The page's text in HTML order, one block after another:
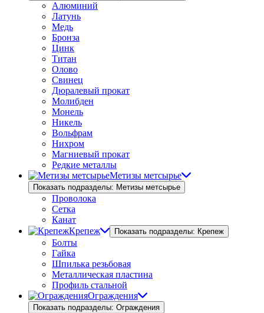
Алюминий
Латунь
Медь
Бронза
Цинк
Титан
Олово
Свинец
Дюралевый прокат
Молибден
Монель
Никель
Вольфрам
Нихром
Магниевый прокат
Редкие металлы
Метизы метсырье
Показать подразделы: Метизы метсырье
Проволока
Сетка
Канат
Крепеж
Показать подразделы: Крепеж
Болты
Гайка
Шпилька резьбовая
Металлическая пластина
Профиль стальной
Ограждения
Показать подразделы: Ограждения